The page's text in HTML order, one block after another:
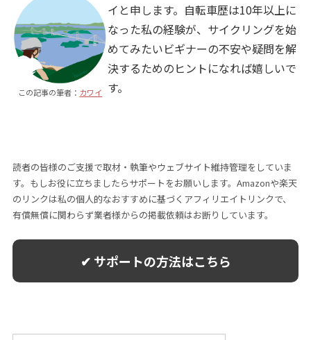
この記事の筆者： カワイ
イと申します。自転車歴は10年以上に
なった私の経験が、サイクリングを始
めてみたいビギナーの不安や疑問を解
決するためのヒントになれば嬉しいで
す。
読者の皆様のご支援で取材・執筆やウェブサイト維持管理をしていま
す。もしお役に立ちましたらサポートをお願いします。Amazonや楽天
のリンクは私の個人的なおすすめに基づくアフィリエイトリンクで、
有償無償に関わらず業者様からの掲載依頼はお断りしています。
✔ サポートの方法はこちら